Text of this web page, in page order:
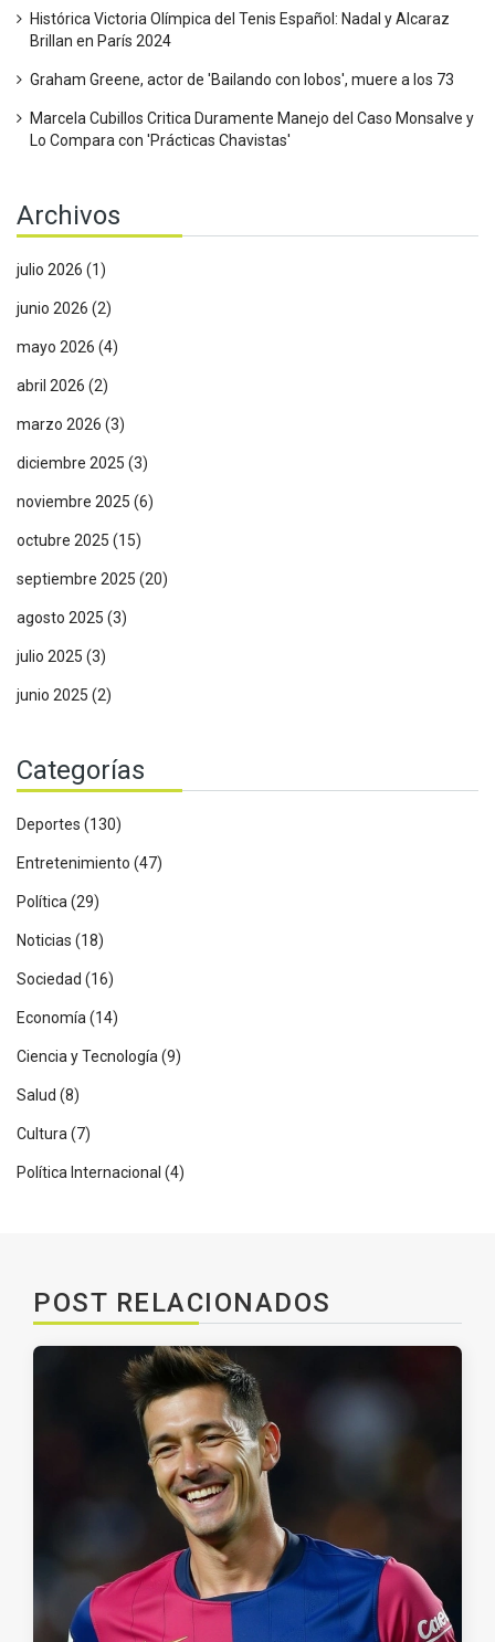
Histórica Victoria Olímpica del Tenis Español: Nadal y Alcaraz
Brillan en París 2024
Graham Greene, actor de 'Bailando con lobos', muere a los 73
Marcela Cubillos Critica Duramente Manejo del Caso Monsalve y
Lo Compara con 'Prácticas Chavistas'
Archivos
julio 2026 (1)
junio 2026 (2)
mayo 2026 (4)
abril 2026 (2)
marzo 2026 (3)
diciembre 2025 (3)
noviembre 2025 (6)
octubre 2025 (15)
septiembre 2025 (20)
agosto 2025 (3)
julio 2025 (3)
junio 2025 (2)
Categorías
Deportes (130)
Entretenimiento (47)
Política (29)
Noticias (18)
Sociedad (16)
Economía (14)
Ciencia y Tecnología (9)
Salud (8)
Cultura (7)
Política Internacional (4)
POST RELACIONADOS